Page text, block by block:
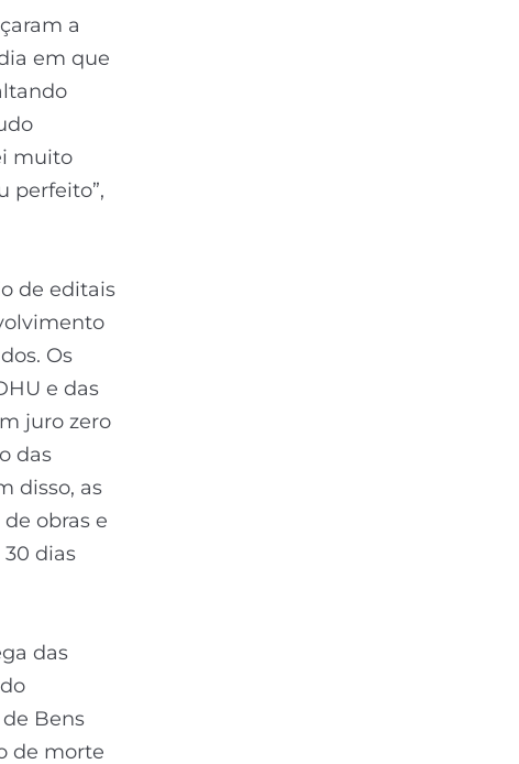
a
em que
muito
perfeito”,
de editais
Os
e das
juro zero
das
disso, as
obras e
dias
das
Bens
de morte